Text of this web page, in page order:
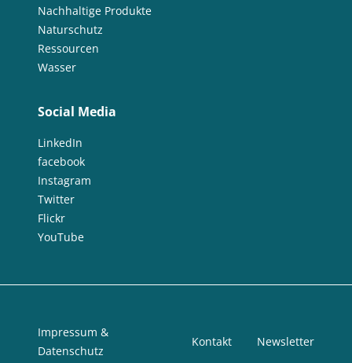
Nachhaltige Produkte
Naturschutz
Ressourcen
Wasser
Social Media
LinkedIn
facebook
Instagram
Twitter
Flickr
YouTube
Impressum &
Datenschutz
Kontakt Newsletter